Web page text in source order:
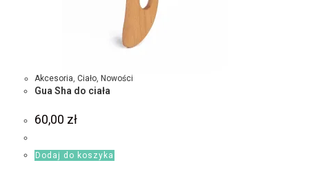
Akcesoria, Ciało, Nowości
Gua Sha do ciała
60,00 zł
Dodaj do koszyka